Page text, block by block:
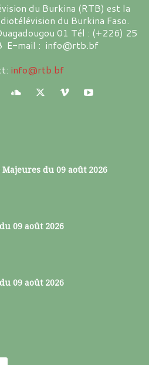
du Burkina (RTB) est la
du Burkina Faso.
01 Tél : (+226) 25
E-mail : info@rtb.bf
info@rtb.bf
du 09 août 2026
09 août 2026
09 août 2026